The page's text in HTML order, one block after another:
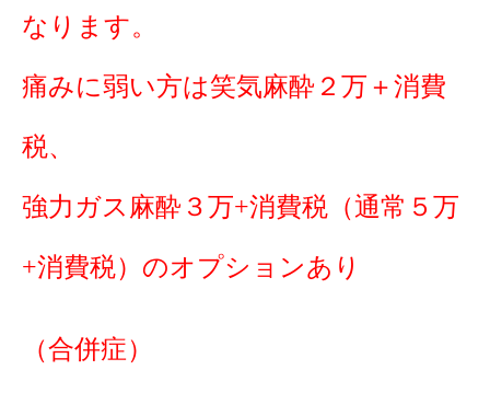
なります。
痛みに弱い方は笑気麻酔２万＋消費
税、
強力ガス麻酔３万+消費税（通常５万
+消費税）のオプションあり
（合併症）